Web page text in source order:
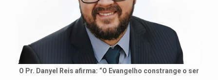
O Pr. Danyel Reis afirma: “O Evangelho constrange o ser